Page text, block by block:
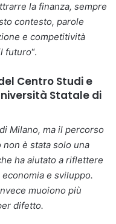
la finanza, sempre
contesto, parole
e competitività
futuro“.
Centro Studi e
Statale di
Milano, ma il percorso
non è stata solo una
ha aiutato a riflettere
e sviluppo.
muoiono più
difetto.